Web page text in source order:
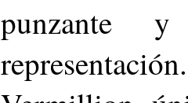
punzante